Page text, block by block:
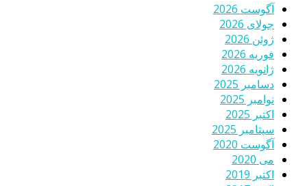
آگوست 2026
جولای 2026
ژوئن 2026
فوریه 2026
ژانویه 2026
دسامبر 2025
نوامبر 2025
اکتبر 2025
سپتامبر 2025
آگوست 2020
می 2020
اکتبر 2019